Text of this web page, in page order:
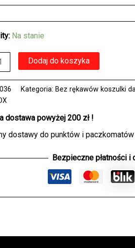
Na stanie
Dodaj do koszyka
Kategoria: Bez rękawów koszulki
dostawa powyżej 200 zł !
dostawy do punktów i
Bezpieczne płatności i